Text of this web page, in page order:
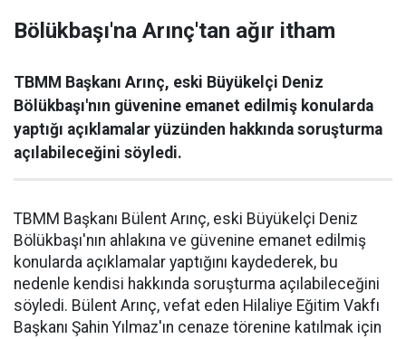
Bölükbaşı'na Arınç'tan ağır itham
TBMM Başkanı Arınç, eski Büyükelçi Deniz
Bölükbaşı'nın güvenine emanet edilmiş konularda
yaptığı açıklamalar yüzünden hakkında soruşturma
açılabileceğini söyledi.
TBMM Başkanı Bülent Arınç, eski Büyükelçi Deniz
Bölükbaşı'nın ahlakına ve güvenine emanet edilmiş
konularda açıklamalar yaptığını kaydederek, bu
nedenle kendisi hakkında soruşturma açılabileceğini
söyledi. Bülent Arınç, vefat eden Hilaliye Eğitim Vakfı
Başkanı Şahin Yılmaz'ın cenaze törenine katılmak için